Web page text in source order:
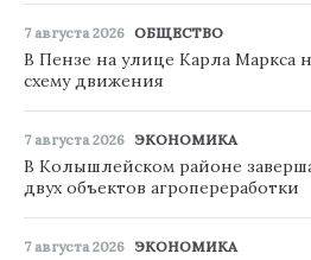
7 августа 2026 ОБЩЕСТВО
В Пензе на улице Карла Маркса
схему движения
7 августа 2026 ЭКОНОМИКА
В Колышлейском районе
двух объектов агропереработки
7 августа 2026 ЭКОНОМИКА